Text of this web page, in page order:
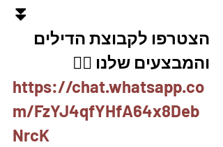
⏬
הצטרפו לקבוצת הדילים
והמבצעים שלנו 👇🏽
https://chat.whatsapp.co
m/FzYJ4qfYHfA64x8Deb
NrcK